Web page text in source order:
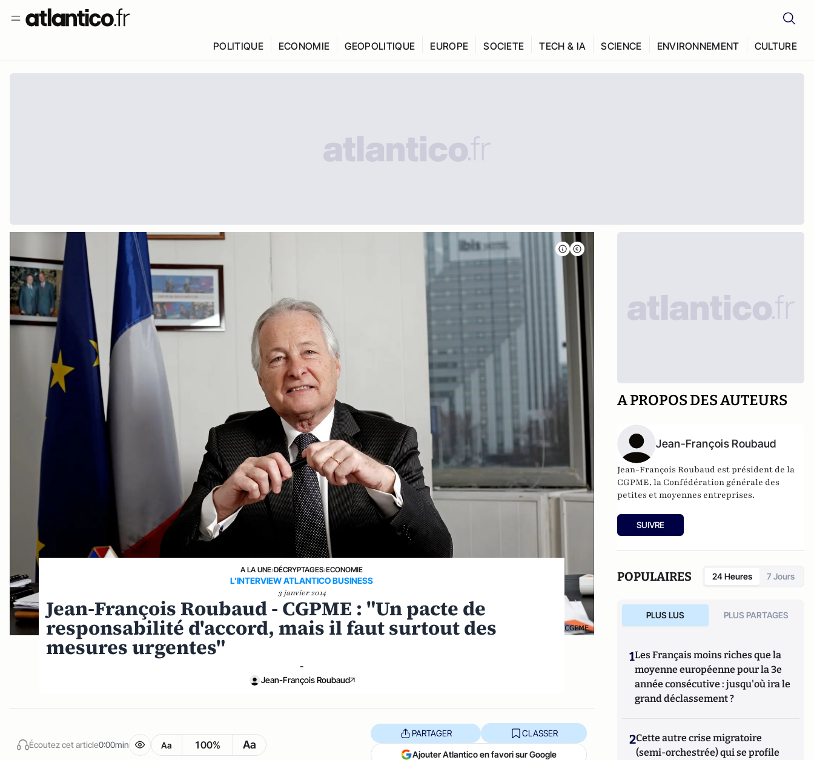
POLITIQUE ECONOMIE GEOPOLITIQUE EUROPE SOCIETE TECH & IA SCIENCE ENVIRONNEMENT CULTURE
A LA UNE›DÉCRYPTAGES›ECONOMIE
L'INTERVIEW ATLANTICO BUSINESS
3 janvier 2014
Jean-François Roubaud - CGPME : "Un pacte de
responsabilité d'accord, mais il faut surtout des
mesures urgentes"
-
Jean-François Roubaud
Écoutez cet article0:00min Aa 100% Aa
PARTAGER CLASSER
Ajouter Atlantico en favori sur Google
A PROPOS DES AUTEURS
Jean-François Roubaud
Jean-François Roubaud est président de la
CGPME, la Confédération générale des
petites et moyennes entreprises.
SUIVRE
POPULAIRES 24 Heures 7 Jours
PLUS LUS PLUS PARTAGES
1Les Français moins riches que la
moyenne européenne pour la 3e
année consécutive : jusqu'où ira le
grand déclassement ?
2Cette autre crise migratoire
(semi-orchestrée) qui se profile